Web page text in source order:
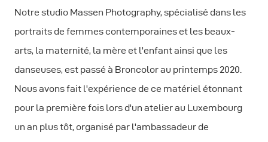
Notre studio Massen Photography, spécialisé dans les
portraits de femmes contemporaines et les beaux-
arts, la maternité, la mère et l'enfant ainsi que les
danseuses, est passé à Broncolor au printemps 2020.
Nous avons fait l'expérience de ce matériel étonnant
pour la première fois lors d'un atelier au Luxembourg
un an plus tôt, organisé par l'ambassadeur de